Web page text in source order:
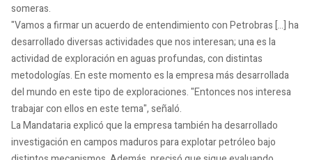
someras.
"Vamos a firmar un acuerdo de entendimiento con Petrobras [...] ha
desarrollado diversas actividades que nos interesan; una es la
actividad de exploración en aguas profundas, con distintas
metodologías. En este momento es la empresa más desarrollada
del mundo en este tipo de exploraciones. "Entonces nos interesa
trabajar con ellos en este tema", señaló.
La Mandataria explicó que la empresa también ha desarrollado
investigación en campos maduros para explotar petróleo bajo